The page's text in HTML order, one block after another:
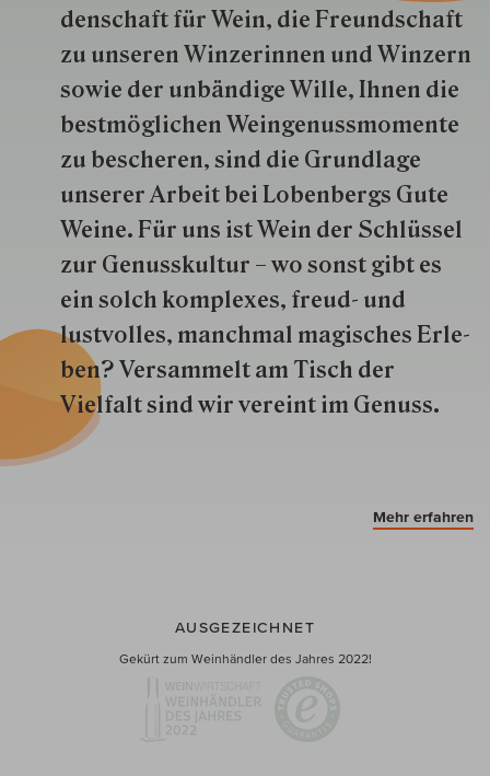
den­schaft für Wein, die Freund­schaft
zu unseren Win­zer­innen und Win­zern
so­wie der un­bän­dige Wille, Ihnen die
best­mög­lich­en Wein­genuss­momente
zu besche­ren, sind die Grund­lage
unserer Arbeit bei Lobenbergs Gute
Weine. Für uns ist Wein der Schlüs­sel
zur Genuss­kultur – wo sonst gibt es
ein solch kom­plexes, freud- und
lustvolles, manchmal ma­gisch­es Er­le­
ben? Versammelt am Tisch der
Vielfalt sind wir ver­eint im Genuss.
Mehr erfahren
AUSGEZEICHNET
Gekürt zum Weinhändler des Jahres 2022!